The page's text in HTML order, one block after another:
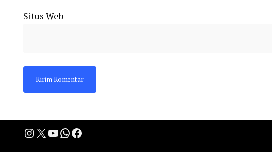
Situs Web
Instagram
X YouTube
WhatsApp
Facebook